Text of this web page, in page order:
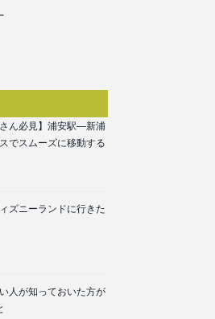
さん必見】浦安駅―新浦
でスムーズに移動する
ズニーランドに行きた
人が知っておいた方が